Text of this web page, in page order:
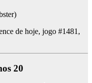
de hoje, jogo #1481,
20